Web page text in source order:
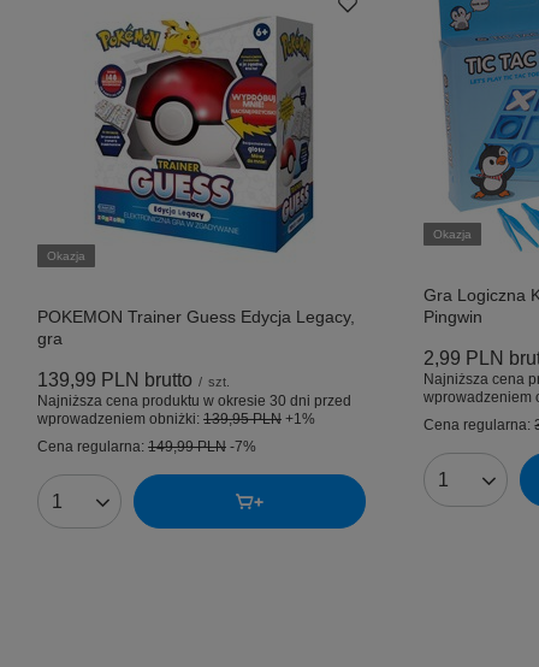
Okazja
POKEMON Trainer Guess Edycja Legacy,
gra
139,99 PLN brutto / szt.
Najniższa cena produktu w okresie 30 dni przed
wprowadzeniem obniżki: 139,95 PLN +1%
Cena regularna: 149,99 PLN -7%
Ilość produktów
Okazja
Gra Logiczna
Pingwin
2,99 PLN
Najniższa cena
wprowadzeniem
Cena regularna:
Ilość